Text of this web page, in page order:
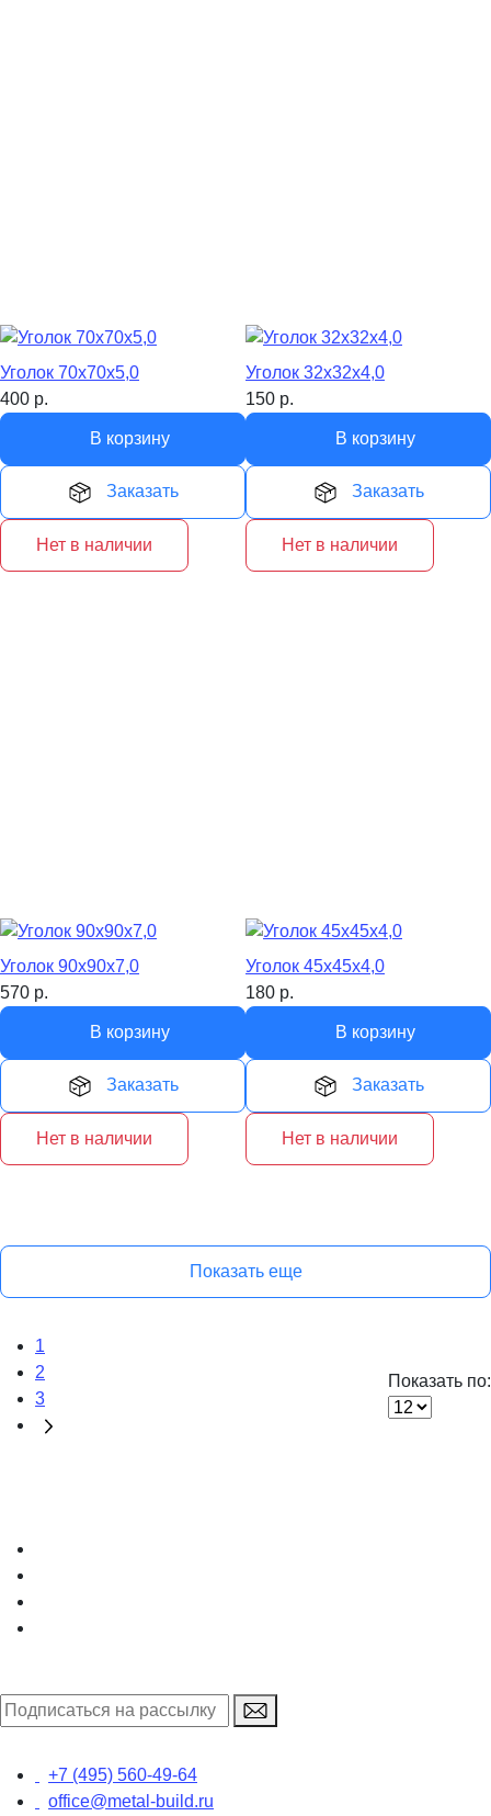
Уголок 70х70х5,0
400 р.
В корзину
Заказать
Нет в наличии
Уголок 32х32х4,0
150 р.
В корзину
Заказать
Нет в наличии
Уголок 90х90х7,0
570 р.
В корзину
Заказать
Нет в наличии
Уголок 45х45х4,0
180 р.
В корзину
Заказать
Нет в наличии
Показать еще
1
2
3
Показать по:
+7 (495) 560-49-64
office@metal-build.ru